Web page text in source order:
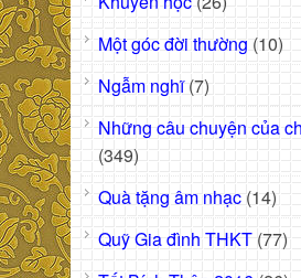
Một góc đời thường (10)
Ngẫm nghĩ(7)
Những câu chuyện của
(349)
Quà tặng âm nhạc (14)
Quỹ Gia đình THKT (77)